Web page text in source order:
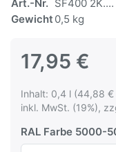
Art.-Nr. SF400 2K....
Gewicht 0,5 kg
17,95 €
Inhalt: 0,4 l (44,88 €
inkl. MwSt. (19%),
RAL Farbe 5000-